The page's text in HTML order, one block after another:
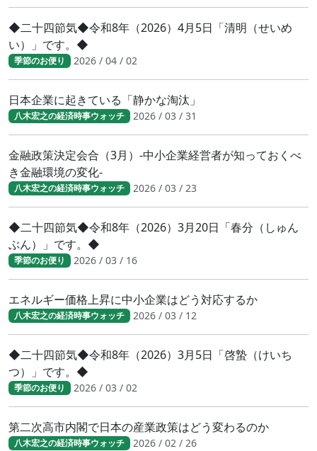
◆二十四節気◆令和8年（2026）4月5日「清明（せいめ
い）」です。◆
季節のお便り 2026 / 04 / 02
日本企業に起きている「静かな淘汰」
八木宏之の経済時事ウォッチ 2026 / 03 / 31
金融政策決定会合（3月）-中小企業経営者が知っておくべ
き金融環境の変化-
八木宏之の経済時事ウォッチ 2026 / 03 / 23
◆二十四節気◆令和8年（2026）3月20日「春分（しゅん
ぶん）」です。◆
季節のお便り 2026 / 03 / 16
エネルギー価格上昇に中小企業はどう対応するか
八木宏之の経済時事ウォッチ 2026 / 03 / 12
◆二十四節気◆令和8年（2026）3月5日「啓蟄（けいち
つ）」です。◆
季節のお便り 2026 / 03 / 02
第二次高市内閣で日本の産業政策はどう変わるのか
八木宏之の経済時事ウォッチ 2026 / 02 / 26